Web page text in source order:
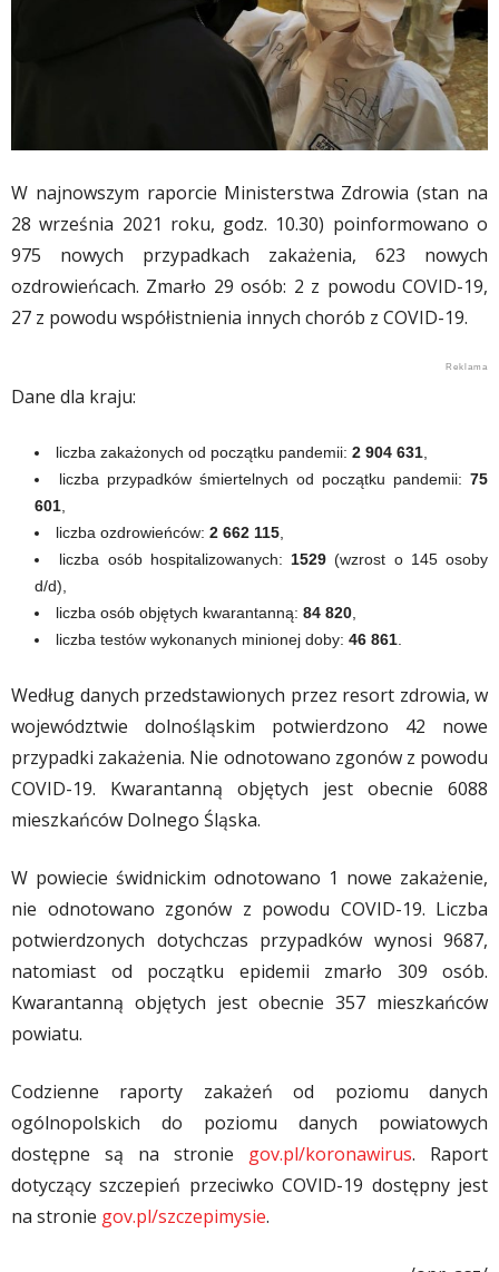
W najnowszym raporcie Ministerstwa Zdrowia (stan na
28 września 2021 roku, godz. 10.30) poinformowano o
975 nowych przypadkach zakażenia, 623 nowych
ozdrowieńcach. Zmarło 29 osób: 2 z powodu COVID-19,
27 z powodu współistnienia innych chorób z COVID-19.
Dane dla kraju:
liczba zakażonych od początku pandemii: 2 904 631,
liczba przypadków śmiertelnych od początku pandemii: 75
601,
liczba ozdrowieńców: 2 662 115,
liczba osób hospitalizowanych: 1529 (wzrost o 145 osoby
d/d),
liczba osób objętych kwarantanną: 84 820,
liczba testów wykonanych minionej doby: 46 861.
Według danych przedstawionych przez resort zdrowia, w
województwie dolnośląskim potwierdzono 42 nowe
przypadki zakażenia. Nie odnotowano zgonów z powodu
COVID-19. Kwarantanną objętych jest obecnie 6088
mieszkańców Dolnego Śląska.
W powiecie świdnickim odnotowano 1 nowe zakażenie,
nie odnotowano zgonów z powodu COVID-19. Liczba
potwierdzonych dotychczas przypadków wynosi 9687,
natomiast od początku epidemii zmarło 309 osób.
Kwarantanną objętych jest obecnie 357 mieszkańców
powiatu.
Codzienne raporty zakażeń od poziomu danych
ogólnopolskich do poziomu danych powiatowych
dostępne są na stronie gov.pl/koronawirus. Raport
dotyczący szczepień przeciwko COVID-19 dostępny jest
na stronie gov.pl/szczepimysie.